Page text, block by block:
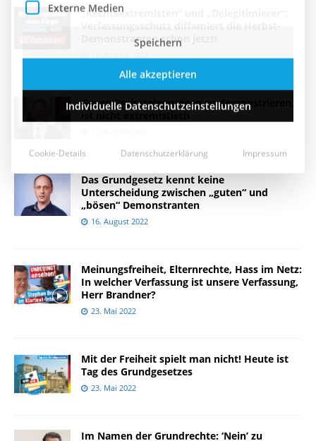
„Rechtsextremisten“ und „Delegitimierer“:
Verfassungsschutz diffamiert die Herbst-
Demonstranten schon jetzt!
Gegen Preissteigerungen zu demonstrieren,
Das Grundgesetz kennt keine
Unterscheidung zwischen „guten“ und
„bösen“ Demonstranten
16. August 2022
Meinungsfreiheit, Elternrechte, Hass im Netz:
In welcher Verfassung ist unsere Verfassung,
Herr Brandner?
23. Mai 2022
Mit der Freiheit spielt man nicht! Heute ist
Tag des Grundgesetzes
23. Mai 2022
Im Namen der Grundrechte: ‘Nein’ zu
Datenschutzerklärung